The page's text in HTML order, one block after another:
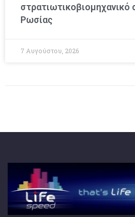
στρατιωτικοβιομηχανικό
Ρωσίας
7 Αυγούστου, 2026